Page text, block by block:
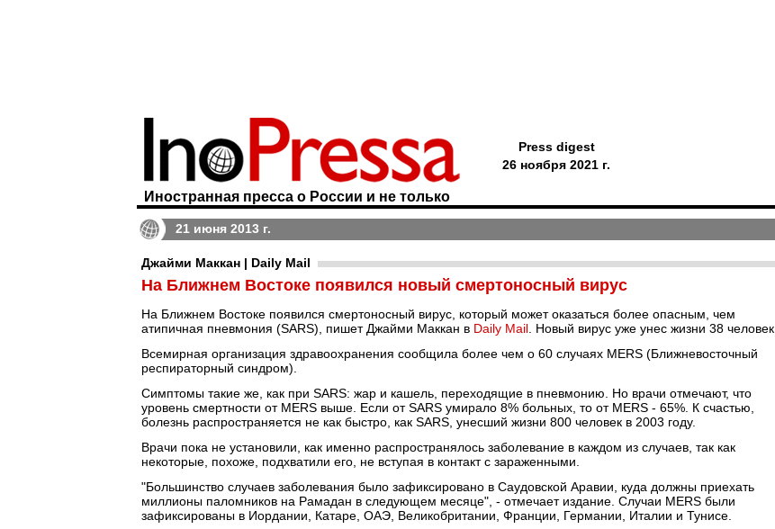
Иностранная пресса о России и не только
Press digest
26 ноября 2021 г.
21 июня 2013 г.
Джайми Маккан | Daily Mail
На Ближнем Востоке появился новый смертоносный вирус
На Ближнем Востоке появился смертоносный вирус, который может оказаться более опасным, чем
атипичная пневмония (SARS), пишет Джайми Маккан в Daily Mail . Новый вирус уже унес жизни 38 человек.
Всемирная организация здравоохранения сообщила более чем о 60 случаях MERS (Ближневосточный
респираторный синдром).
Симптомы такие же, как при SARS: жар и кашель, переходящие в пневмонию. Но врачи отмечают, что
уровень смертности от MERS выше. Если от SARS умирало 8% больных, то от MERS - 65%. К счастью,
болезнь распространяется не как быстро, как SARS, унесший жизни 800 человек в 2003 году.
Врачи пока не установили, как именно распространялось заболевание в каждом из случаев, так как
некоторые, похоже, подхватили его, не вступая в контакт с зараженными.
"Большинство случаев заболевания было зафиксировано в Саудовской Аравии, куда должны приехать
миллионы паломников на Рамадан в следующем месяце", - отмечает издание. Случаи MERS были
зафиксированы в Иордании, Катаре, ОАЭ, Великобритании, Франции, Германии, Италии и Тунисе.